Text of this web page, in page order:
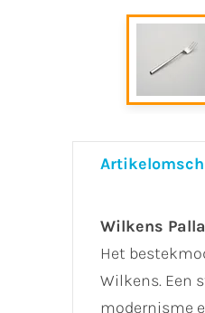
Wilkens
Het
Wilkens. Een
modernisme